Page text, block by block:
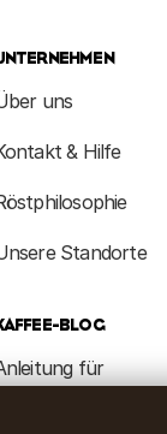
uns
& Hilfe
Standorte
BLOG
für